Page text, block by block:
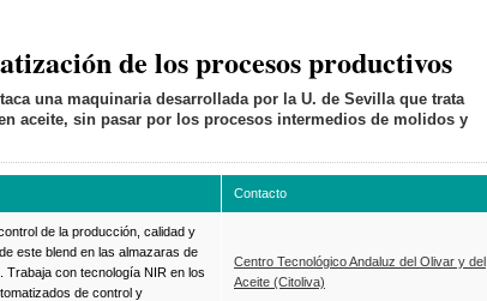
de los procesos productivos
una maquinaria desarrollada por la U. de Sevilla que trata
aceite, sin pasar por los procesos intermedios de molidos y
Contacto
de la producción, calidad y
este blend en las almazaras de
Trabaja con tecnología NIR en los
de control y
Centro Tecnológico Andaluz del Olivar y del
Aceite (Citoliva)